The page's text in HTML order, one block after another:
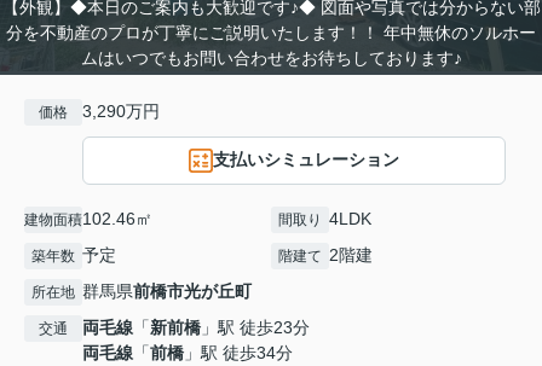
【外観】◆本日のご案内も大歓迎です♪◆ 図面や写真では分からない部
分を不動産のプロが丁寧にご説明いたします！！ 年中無休のソルホー
ムはいつでもお問い合わせをお待ちしております♪
価格 3,290万円
支払いシミュレーション
建物面積102.46㎡ 間取り 4LDK
築年数 予定 階建て 2階建
所在地 群馬県前橋市光が丘町
交通 両毛線 「新前橋 」駅 徒歩23分
両毛線 「前橋 」駅 徒歩34分